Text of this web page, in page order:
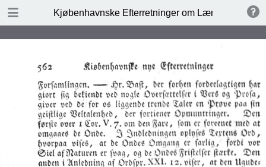
Kjøbenhavnske Efterretninger om Lærde Sager
DOWNLOAD
publication.pdf 221 MB